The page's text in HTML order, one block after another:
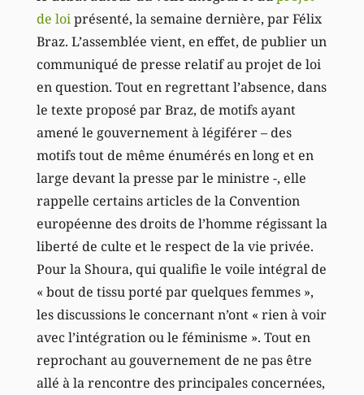
de loiprésenté, la semaine dernière, par Félix
Braz. L’assemblée vient, en effet, de publier un
communiqué de presse relatif au projet de loi
en question. Tout en regrettant l’absence, dans
le texte proposé par Braz, de motifs ayant
amené le gouvernement à légiférer – des
motifs tout de même énumérés en long et en
large devant la presse par le ministre -, elle
rappelle certains articles de la Convention
européenne des droits de l’homme régissant la
liberté de culte et le respect de la vie privée.
Pour la Shoura, qui qualifie le voile intégral de
« bout de tissu porté par quelques femmes »,
les discussions le concernant n’ont « rien à voir
avec l’intégration ou le féminisme ». Tout en
reprochant au gouvernement de ne pas être
allé à la rencontre des principales concernées,